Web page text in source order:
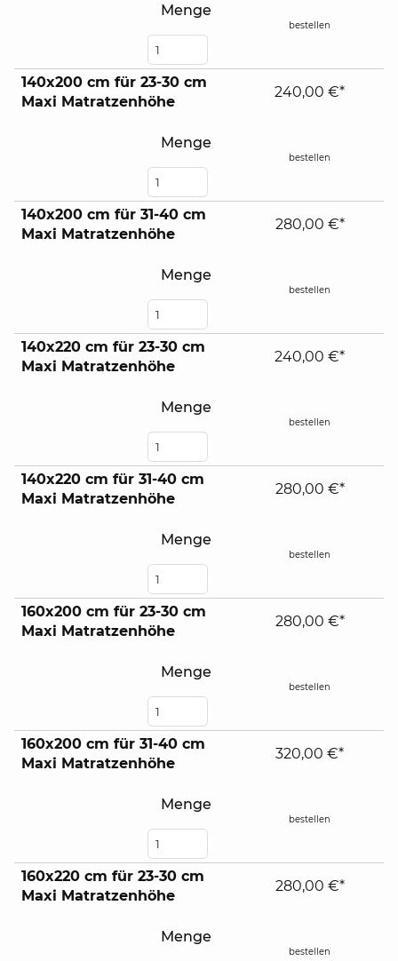
Menge
bestellen
140x200 cm für 23-30 cm
Maxi Matratzenhöhe
Menge
240,00 €*
bestellen
140x200 cm für 31-40 cm
Maxi Matratzenhöhe
Menge
280,00 €*
bestellen
140x220 cm für 23-30 cm
Maxi Matratzenhöhe
Menge
240,00 €*
bestellen
140x220 cm für 31-40 cm
Maxi Matratzenhöhe
Menge
280,00 €*
bestellen
160x200 cm für 23-30 cm
Maxi Matratzenhöhe
Menge
280,00 €*
bestellen
160x200 cm für 31-40 cm
Maxi Matratzenhöhe
Menge
320,00 €*
bestellen
160x220 cm für 23-30 cm
Maxi Matratzenhöhe
Menge
280,00 €*
bestellen